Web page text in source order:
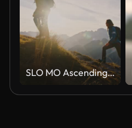
SLO MO Ascending Together: una coppia conquista le vette delle montagne al tramonto